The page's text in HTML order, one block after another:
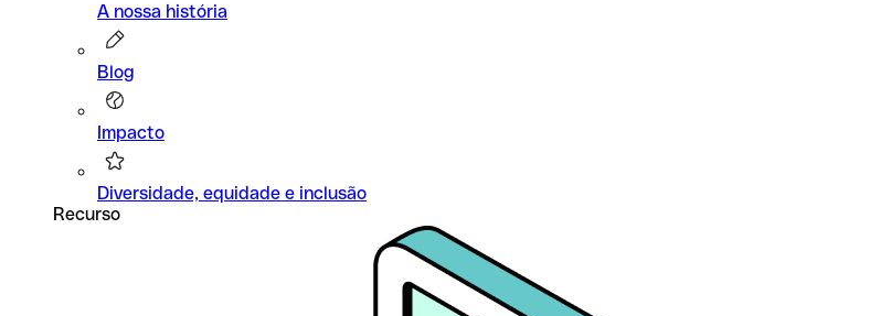
A nossa história
Blog
Impacto
Diversidade, equidade e inclusão
Recurso